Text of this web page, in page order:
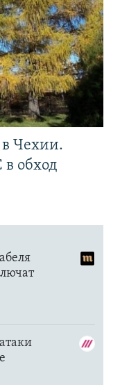
Чехии.
в обход